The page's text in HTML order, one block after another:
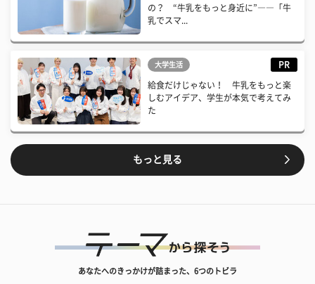
の？ “牛乳をもっと身近に”――「牛
乳でスマ...
大学生活 PR
給食だけじゃない！ 牛乳をもっと楽
しむアイデア、学生が本気で考えてみ
た
もっと見る
あなたへのきっかけが詰まった、6つのトビラ